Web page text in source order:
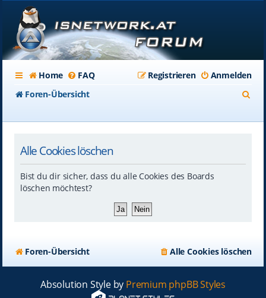
Home FAQ Anmelden
Registrieren
Foren-Übersicht
Alle Cookies löschen
Bist du dir sicher, dass du alle Cookies des Boards
löschen möchtest?
Foren-Übersicht Alle Cookies löschen
Absolution Style by Premium phpBB Styles